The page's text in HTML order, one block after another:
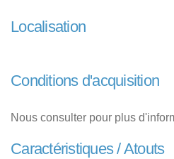
Localisation
Conditions d'acquisition
Nous consulter pour plus
Caractéristiques / Atouts